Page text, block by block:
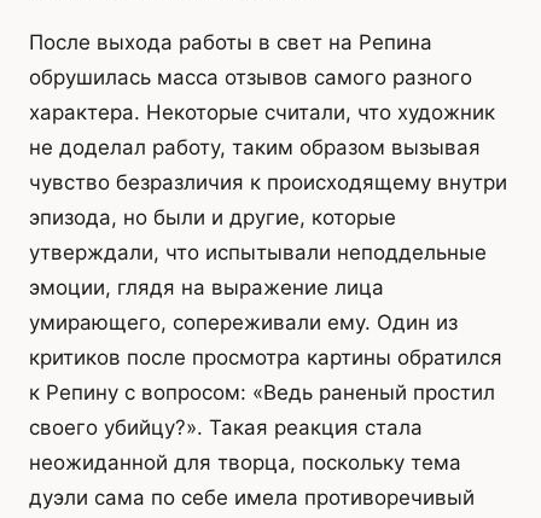
После выхода работы в свет на Репина
обрушилась масса отзывов самого разного
характера. Некоторые считали, что художник
не доделал работу, таким образом вызывая
чувство безразличия к происходящему внутри
эпизода, но были и другие, которые
утверждали, что испытывали неподдельные
эмоции, глядя на выражение лица
умирающего, сопереживали ему. Один из
критиков после просмотра картины обратился
к Репину с вопросом: «Ведь раненый простил
своего убийцу?». Такая реакция стала
неожиданной для творца, поскольку тема
дуэли сама по себе имела противоречивый